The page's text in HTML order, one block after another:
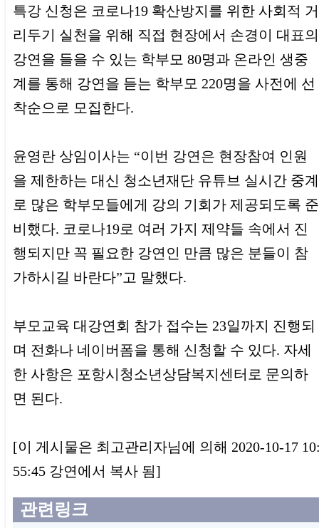
특강 신청은 코로나19 확산방지를 위한 사회적 거
리두기 실천을 위해 직접 현장에서 손경이 대표의
강연을 들을 수 있는 학부모 80명과 온라인 생중
계를 통해 강연을 듣는 학부모 220명을 사전에 선
착순으로 모집한다.
윤영란 상임이사는 “이번 강연은 현장참여 인원
을 제한하는 대신 청소년재단 유튜브 실시간 중계
로 많은 학부모들에게 강의 기회가 제공되도록 준
비했다. 코로나19로 여러 가지 제약들 속에서 진
행되지만 꼭 필요한 강연인 만큼 많은 분들이 참
가하시길 바란다”고 말했다.
부모교육 대강연회 참가 접수는 23일까지 진행되
며 전화나 네이버폼을 통해 신청할 수 있다. 자세
한 사항은 포항시청소년상담복지센터로 문의하
면 된다.
[이 게시물은 최고관리자님에 의해 2020-10-17
55:45 강연에서 복사 됨]
관련링크